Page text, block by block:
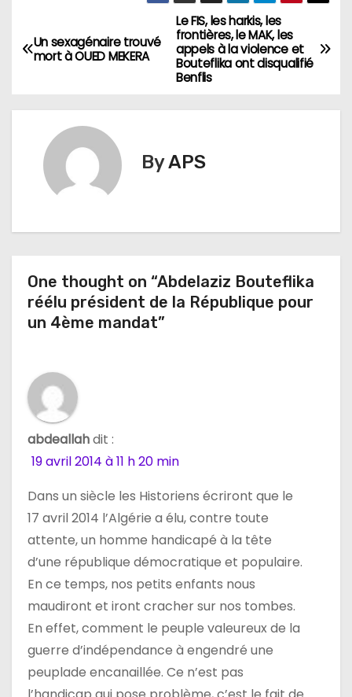
N
a
t
o
n
e
a
r
t
c
e
Le FIS, les harkis, les
frontières, le MAK, les
appels à la violence et
Bouteflika ont disqualifié
Benflis
Un sexagénaire trouvé
mort à OUED MEKERA
ByAPS
One thought on “Abdelaziz Bouteflika
réélu président de la République pour
un 4ème mandat”
abdeallahdit :
19 avril 2014 à 11 h 20 min
Dans un siècle les Historiens écriront que le
17 avril 2014 l’Algérie a élu, contre toute
attente, un homme handicapé à la tête
d’une république démocratique et populaire.
En ce temps, nos petits enfants nous
maudiront et iront cracher sur nos tombes.
En effet, comment le peuple valeureux de la
guerre d’indépendance à engendré une
peuplade encanaillée. Ce n’est pas